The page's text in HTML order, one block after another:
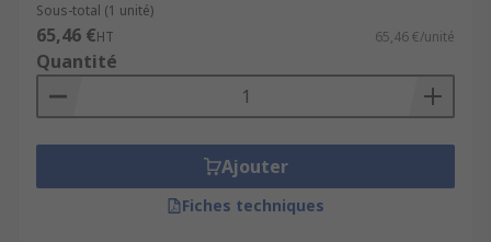
Sous-total (1 unité)
65,46 €HT 65,46 €/unité
Quantité
Ajouter
Fiches techniques